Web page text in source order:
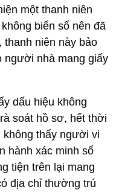
một thanh niên
biển số nên đã
thanh niên này bảo
người nhà mang giấy
dấu hiệu không
soát hồ sơ, hết thời
thấy người vi
hành xác minh số
tiện trên lại mang
địa chỉ thường trú